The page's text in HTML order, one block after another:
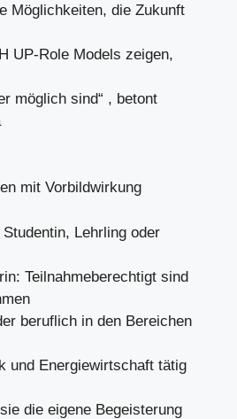
Möglichkeiten, die Zukunft
UP-Role Models zeigen,
möglich sind“ , betont
mit Vorbildwirkung
Lehrling oder
Teilnahmeberechtigt sind
beruflich in den Bereichen
und Energiewirtschaft tätig
die eigene Begeisterung